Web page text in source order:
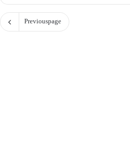
Previous page